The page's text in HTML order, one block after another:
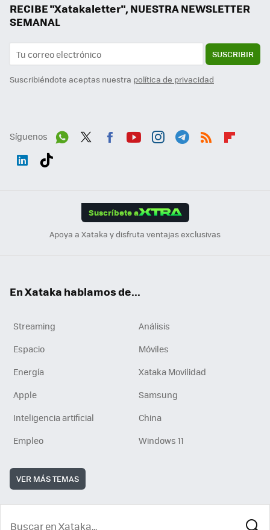
RECIBE "Xatakaletter", NUESTRA NEWSLETTER
SEMANAL
SUSCRIBIR
Suscribiéndote aceptas nuestra política de privacidad
Síguenos
Suscríbete a
Apoya a Xataka y disfruta ventajas exclusivas
En Xataka hablamos de...
Streaming
Análisis
Espacio
Móviles
Energía
Xataka Movilidad
Apple
Samsung
Inteligencia artificial
China
Empleo
Windows 11
VER MÁS TEMAS